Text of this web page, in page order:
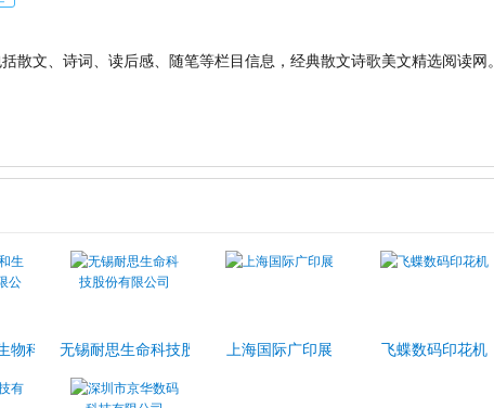
散文、诗词、读后感、随笔等栏目信息，经典散文诗歌美文精选阅读网。
物科技股份有限公司
无锡耐思生命科技股份有限公司上海国际广印展 飞蝶数码印花机